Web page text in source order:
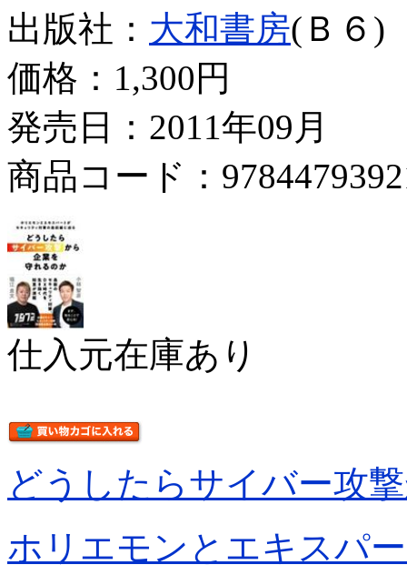
出版社： 大和書房(Ｂ６)
価格： 1,300円
発売日：2011年09月
商品コード：
仕入元在庫あり
どうしたらサイバー攻
ホリエモンとエキスパ